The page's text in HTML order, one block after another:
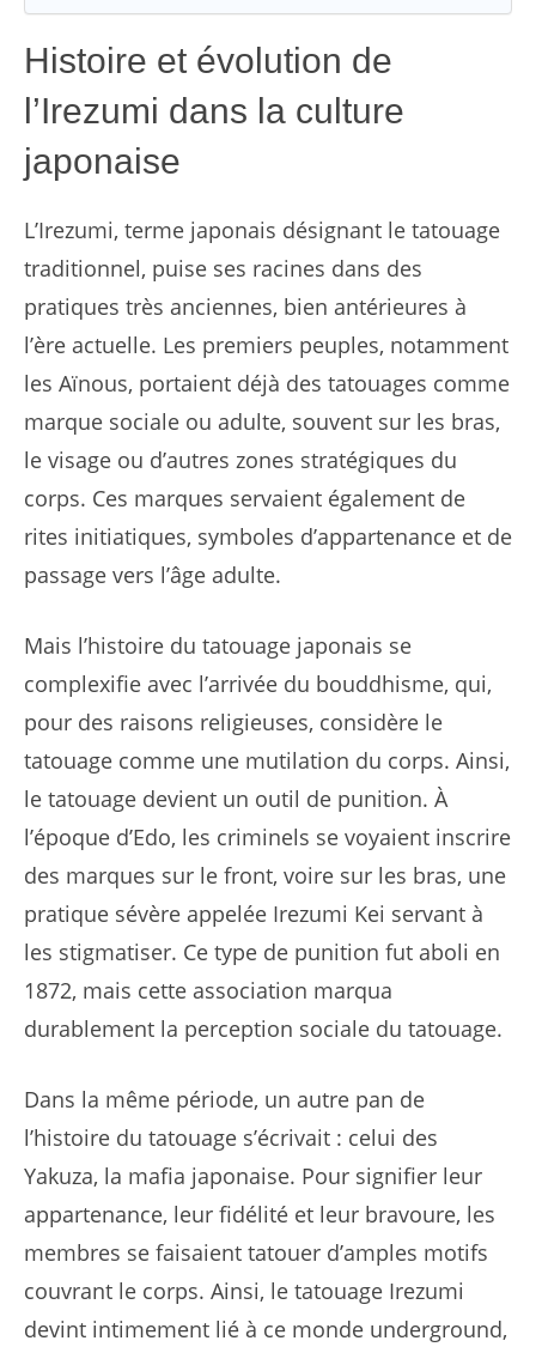
Histoire et évolution de
l’Irezumi dans la culture
japonaise
L’Irezumi, terme japonais désignant le tatouage
traditionnel, puise ses racines dans des
pratiques très anciennes, bien antérieures à
l’ère actuelle. Les premiers peuples, notamment
les Aïnous, portaient déjà des tatouages comme
marque sociale ou adulte, souvent sur les bras,
le visage ou d’autres zones stratégiques du
corps. Ces marques servaient également de
rites initiatiques, symboles d’appartenance et de
passage vers l’âge adulte.
Mais l’histoire du tatouage japonais se
complexifie avec l’arrivée du bouddhisme, qui,
pour des raisons religieuses, considère le
tatouage comme une mutilation du corps. Ainsi,
le tatouage devient un outil de punition. À
l’époque d’Edo, les criminels se voyaient inscrire
des marques sur le front, voire sur les bras, une
pratique sévère appelée Irezumi Kei servant à
les stigmatiser. Ce type de punition fut aboli en
1872, mais cette association marqua
durablement la perception sociale du tatouage.
Dans la même période, un autre pan de
l’histoire du tatouage s’écrivait : celui des
Yakuza, la mafia japonaise. Pour signifier leur
appartenance, leur fidélité et leur bravoure, les
membres se faisaient tatouer d’amples motifs
couvrant le corps. Ainsi, le tatouage Irezumi
devint intimement lié à ce monde underground,